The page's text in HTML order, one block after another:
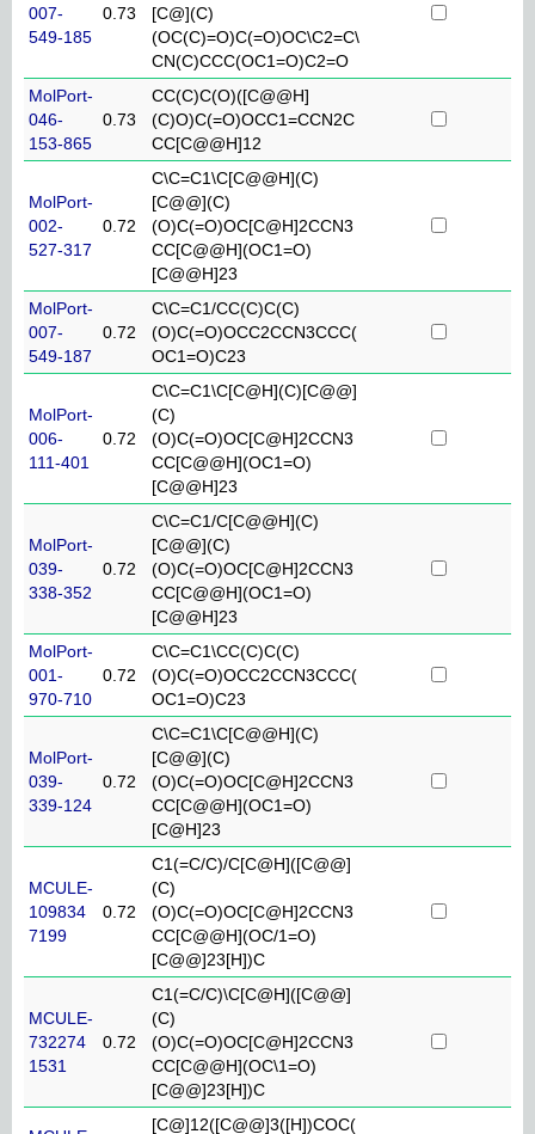
007-
549-185
0.73
[C@](C)
(OC(C)=O)C(=O)OC\C2=C\
CN(C)CCC(OC1=O)C2=O
MolPort-
046-
153-865
0.73
CC(C)C(O)([C@@H]
(C)O)C(=O)OCC1=CCN2C
CC[C@@H]12
MolPort-
002-
527-317
0.72
C\C=C1\C[C@@H](C)
[C@@](C)
(O)C(=O)OC[C@H]2CCN3
CC[C@@H](OC1=O)
[C@@H]23
MolPort-
007-
549-187
0.72
C\C=C1/CC(C)C(C)
(O)C(=O)OCC2CCN3CCC(
OC1=O)C23
MolPort-
006-
111-401
0.72
C\C=C1\C[C@H](C)[C@@]
(C)
(O)C(=O)OC[C@H]2CCN3
CC[C@@H](OC1=O)
[C@@H]23
MolPort-
039-
338-352
0.72
C\C=C1/C[C@@H](C)
[C@@](C)
(O)C(=O)OC[C@H]2CCN3
CC[C@@H](OC1=O)
[C@@H]23
MolPort-
001-
970-710
0.72
C\C=C1\CC(C)C(C)
(O)C(=O)OCC2CCN3CCC(
OC1=O)C23
MolPort-
039-
339-124
0.72
C\C=C1\C[C@@H](C)
[C@@](C)
(O)C(=O)OC[C@H]2CCN3
CC[C@@H](OC1=O)
[C@H]23
MCULE-
109834
7199
0.72
C1(=C/C)/C[C@H]([C@@]
(C)
(O)C(=O)OC[C@H]2CCN3
CC[C@@H](OC/1=O)
[C@@]23[H])C
MCULE-
732274
1531
0.72
C1(=C/C)\C[C@H]([C@@]
(C)
(O)C(=O)OC[C@H]2CCN3
CC[C@@H](OC\1=O)
[C@@]23[H])C
[C@]12([C@@]3([H])COC(